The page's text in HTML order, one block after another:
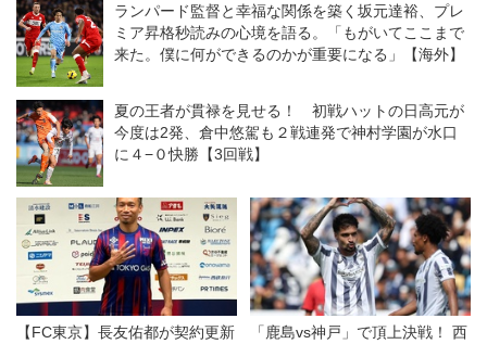
ランパード監督と幸福な関係を築く坂元達裕、プレ
ミア昇格秒読みの心境を語る。「もがいてここまで
来た。僕に何ができるのかが重要になる」【海外】
夏の王者が貫禄を見せる！ 初戦ハットの日高元が
今度は2発、倉中悠駕も２戦連発で神村学園が水口
に４−０快勝【3回戦】
【FC東京】長友佑都が契約更新
「鹿島vs神戸」で頂上決戦！ 西